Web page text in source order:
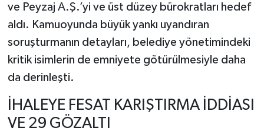
ve Peyzaj A.Ş.’yi ve üst düzey bürokratları hedef
aldı. Kamuoyunda büyük yankı uyandıran
soruşturmanın detayları, belediye yönetimindeki
kritik isimlerin de emniyete götürülmesiyle daha
da derinleşti.
İHALEYE FESAT KARIŞTIRMA İDDİASI
VE 29 GÖZALTI